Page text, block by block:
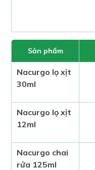
Sản phẩm
Nacurgo lọ xịt
30ml
Nacurgo lọ xịt
12ml
Nacurgo chai
rửa 125ml